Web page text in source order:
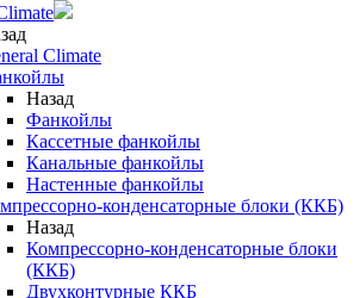
Climate
Назад
Фанкойлы
Кассетные фанкойлы
Канальные фанкойлы
Настенные фанкойлы
конденсаторные блоки (ККБ)
Назад
Компрессорно-конденсаторные блоки
(ККБ)
Двухконтурные ККБ